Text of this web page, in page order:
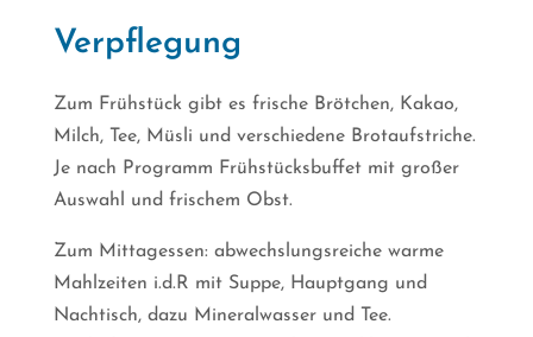
Verpflegung
Zum Frühstück gibt es frische Brötchen, Kakao,
Milch, Tee, Müsli und verschiedene Brotaufstriche.
Je nach Programm Frühstücksbuffet mit großer
Auswahl und frischem Obst.
Zum Mittagessen: abwechslungsreiche warme
Mahlzeiten i.d.R mit Suppe, Hauptgang und
Nachtisch, dazu Mineralwasser und Tee.